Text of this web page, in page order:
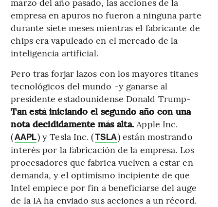
empresa en apuros no fueron a ninguna parte
durante siete meses mientras el fabricante de
chips era vapuleado en el mercado de la
inteligencia artificial.
Pero tras forjar lazos con los mayores titanes
tecnológicos del mundo -y ganarse al
presidente estadounidense Donald Trump-
Tan está iniciando el segundo año con una
nota decididamente más alta.Apple Inc.
(AAPL) y Tesla Inc. (TSLA) están mostrando
interés por la fabricación de la empresa. Los
procesadores que fabrica vuelven a estar en
demanda, y el optimismo incipiente de que
Intel empiece por fin a beneficiarse del auge
de la IA ha enviado sus acciones a un récord.